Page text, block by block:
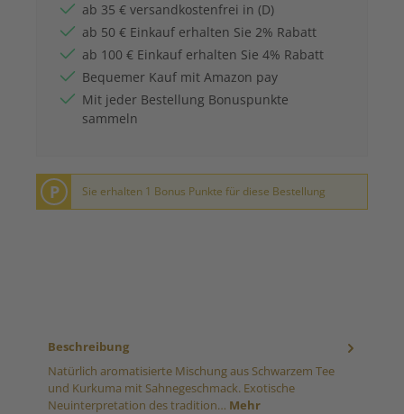
ab 35 € versandkostenfrei in (D)
ab 50 € Einkauf erhalten Sie 2% Rabatt
ab 100 € Einkauf erhalten Sie 4% Rabatt
Bequemer Kauf mit Amazon pay
Mit jeder Bestellung Bonuspunkte
sammeln
P Sie erhalten 1 Bonus Punkte für diese Bestellung
Beschreibung
Natürlich aromatisierte Mischung aus Schwarzem Tee
und Kurkuma mit Sahnegeschmack. Exotische
Neuinterpretation des tradition… Mehr